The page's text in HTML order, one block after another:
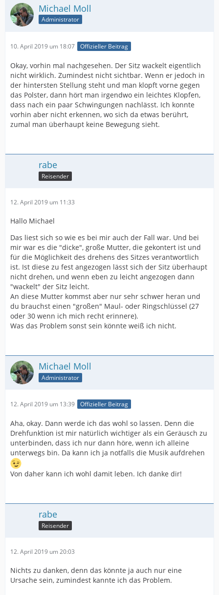
Michael Moll
Administrator
10. April 2019 um 18:07 Offizieller Beitrag
Okay, vorhin mal nachgesehen. Der Sitz wackelt eigentlich
nicht wirklich. Zumindest nicht sichtbar. Wenn er jedoch in
der hintersten Stellung steht und man klopft vorne gegen
das Polster, dann hört man irgendwo ein leichtes Klopfen,
dass nach ein paar Schwingungen nachlässt. Ich konnte
vorhin aber nicht erkennen, wo sich da etwas berührt,
zumal man überhaupt keine Bewegung sieht.
rabe
Reisender
12. April 2019 um 11:33
Hallo Michael
Das liest sich so wie es bei mir auch der Fall war. Und bei
mir war es die "dicke", große Mutter, die gekontert ist und
für die Möglichkeit des drehens des Sitzes verantwortlich
ist. Ist diese zu fest angezogen lässt sich der Sitz überhaupt
nicht drehen, und wenn eben zu leicht angezogen dann
"wackelt" der Sitz leicht.
An diese Mutter kommst aber nur sehr schwer heran und
du brauchst einen "großen" Maul- oder Ringschlüssel (27
oder 30 wenn ich mich recht erinnere).
Was das Problem sonst sein könnte weiß ich nicht.
Michael Moll
Administrator
12. April 2019 um 13:39 Offizieller Beitrag
Aha, okay. Dann werde ich das wohl so lassen. Denn die
Drehfunktion ist mir natürlich wichtiger als ein Geräusch zu
unterbinden, dass ich nur dann höre, wenn ich alleine
unterwegs bin. Da kann ich ja notfalls die Musik aufdrehen
Von daher kann ich wohl damit leben. Ich danke dir!
rabe
Reisender
12. April 2019 um 20:03
Nichts zu danken, denn das könnte ja auch nur eine
Ursache sein, zumindest kannte ich das Problem.